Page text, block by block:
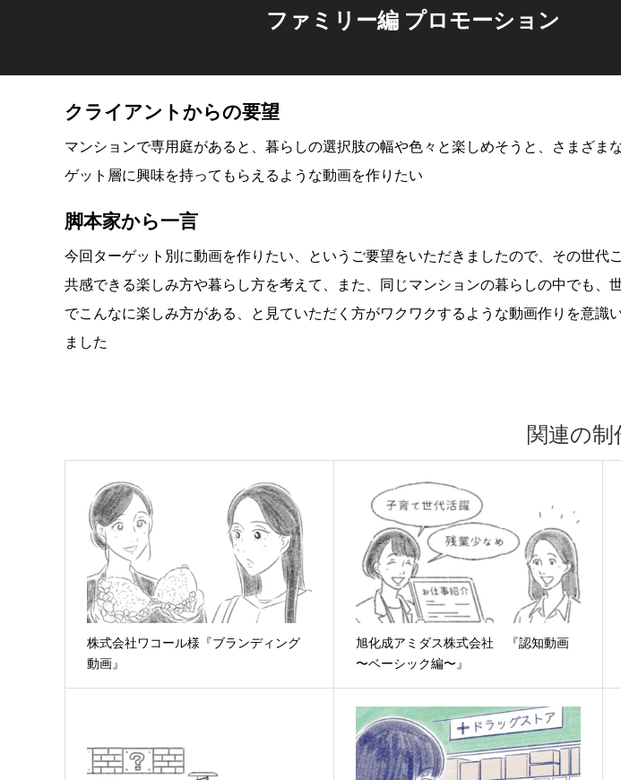
ファミリー編 プロモーション
クライアントからの要望
マンションで専用庭があると、暮らしの選択肢の幅や色々と楽しめそうと、さまざま
ゲット層に興味を持ってもらえるような動画を作りたい
脚本家から一言
今回ターゲット別に動画を作りたい、というご要望をいただきましたので、その世代
共感できる楽しみ方や暮らし方を考えて、また、同じマンションの暮らしの中でも、
でこんなに楽しみ方がある、と見ていただく方がワクワクするような動画作りを意識
ました
関連の制
株式会社ワコール様『ブランディング
動画』
旭化成アミダス株式会社 『認知動画
〜ベーシック編〜』